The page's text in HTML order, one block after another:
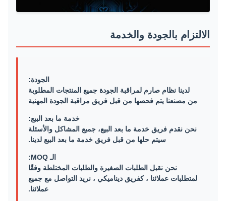
الالتزام بالجودة والخدمة
الجودة:
لدينا نظام صارم لمراقبة الجودة جميع المنتجات المطلوبة
من مصنعنا يتم فحصها من قبل فريق مراقبة الجودة المهنية
خدمة ما بعد البيع:
نحن نقدم فريق خدمة ما بعد البيع، جميع المشاكل والأسئلة
سيتم حلها من قبل فريق خدمة ما بعد البيع لدينا.
الـ MOQ:
نحن نقبل الطلبات الصغيرة والطلبات المختلطة وفقًا
لمتطلبات عملائنا ، كفريق ديناميكي ، نريد التواصل مع جميع
عملائنا.